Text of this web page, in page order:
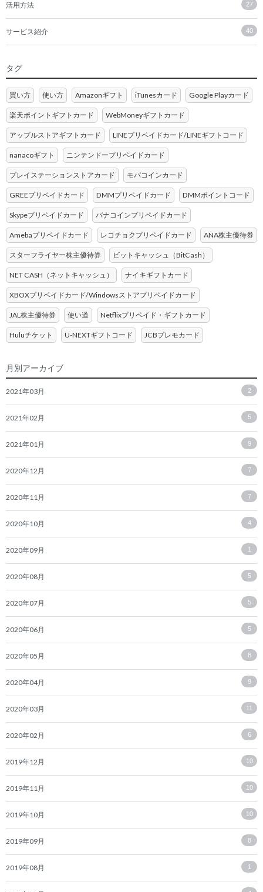
活用方法 27
サービス紹介 40
タグ
買い方 使い方 Amazonギフト iTunesカード Google Playカード
楽天ポイントギフトカード WebMoneyギフトカード
アップルストアギフトカード LINEプリペイドカード/LINEギフトコード
nanacoギフト ニンテンドープリペイドカード
プレイステーションストアカード モバコインカード
GREEプリペイドカード DMMプリペイドカード DMMポイントコード
Skypeプリペイドカード バナコインプリペイドカード
Amebaプリペイドカード レコチョクプリペイドカード ANA株主優待券
スターフライヤー株主優待券 ビットキャッシュ（BitCash）
NET CASH（ネットキャッシュ） ナイキギフトカード
XBOXプリペイドカード/Windowsストアプリペイドカード
JAL株主優待券 使い道 Netflixプリペイド・ギフトカード
Huluチケット U-NEXTギフトコード JCBプレモカード
月別アーカイブ
2021年03月 2
2021年02月 5
2021年01月 9
2020年12月 7
2020年11月 7
2020年10月 4
2020年09月 1
2020年08月 5
2020年07月 5
2020年06月 5
2020年05月 8
2020年04月 9
2020年03月 11
2020年02月 6
2019年12月 10
2019年11月 10
2019年10月 10
2019年09月 8
2019年08月 1